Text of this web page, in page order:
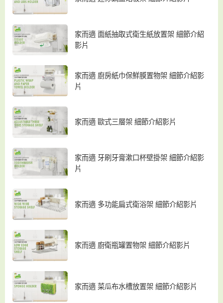
家而適 面紙抽取式衛生紙放置架 細節介紹
影片
家而適 廚房紙巾保鮮膜置物架 細節介紹影
片
家而適 歐式三層架 細節介紹影片
家而適 牙刷牙膏漱口杯壁掛架 細節介紹影
片
家而適 多功能扁式衛浴架 細節介紹影片
家而適 廚衛瓶罐置物架 細節介紹影片
家而適 菜瓜布水槽放置架 細節介紹影片